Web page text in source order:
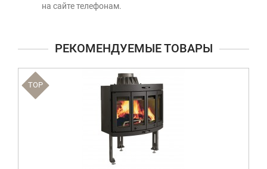
на сайте телефонам.
РЕКОМЕНДУЕМЫЕ ТОВАРЫ
TOP